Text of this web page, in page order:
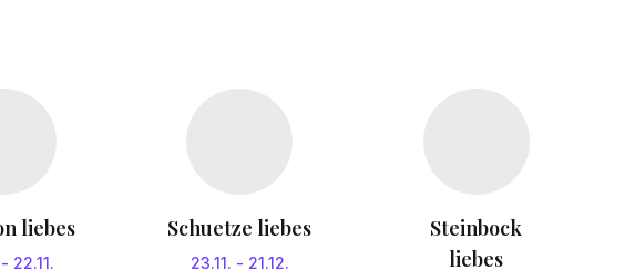
liebes
- 22.11.
Schuetze liebes
23.11. - 21.12.
Steinbock
liebes